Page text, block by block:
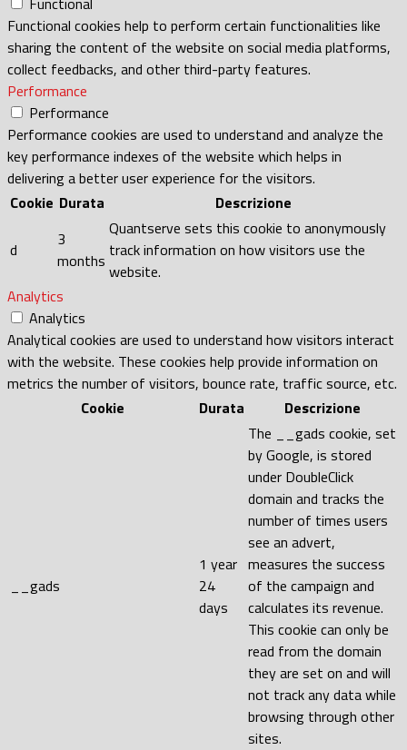
Functional cookies help to perform certain functionalities like
sharing the content of the website on social media platforms,
collect feedbacks, and other third-party features.
Performance
Performance
Performance cookies are used to understand and analyze the
key performance indexes of the website which helps in
delivering a better user experience for the visitors.
Cookie Durata Descrizione
d
3
months
Quantserve sets this cookie to anonymously
track information on how visitors use the
website.
Analytics
Analytics
Analytical cookies are used to understand how visitors interact
with the website. These cookies help provide information on
metrics the number of visitors, bounce rate, traffic source, etc.
Cookie
Durata Descrizione
__gads
1 year
24
days
The __gads cookie, set
by Google, is stored
under DoubleClick
domain and tracks the
number of times users
see an advert,
measures the success
of the campaign and
calculates its revenue.
This cookie can only be
read from the domain
they are set on and will
not track any data while
browsing through other
sites.